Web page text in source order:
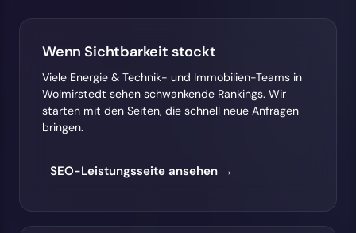
Wenn Sichtbarkeit stockt
Viele Energie & Technik- und Immobilien-Teams in
Wolmirstedt sehen schwankende Rankings. Wir
starten mit den Seiten, die schnell neue Anfragen
bringen.
SEO-Leistungsseite ansehen →